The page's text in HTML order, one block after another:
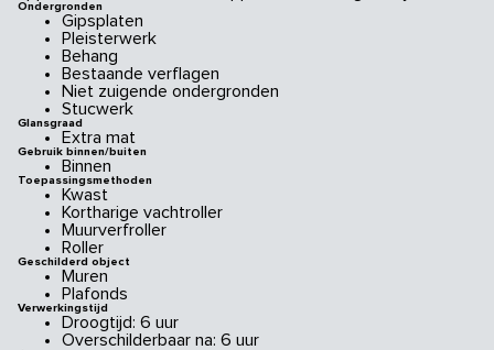
Ondergronden
Gipsplaten
Pleisterwerk
Behang
Bestaande verflagen
Niet zuigende ondergronden
Stucwerk
Glansgraad
Extra mat
Gebruik binnen/buiten
Binnen
Toepassingsmethoden
Kwast
Kortharige vachtroller
Muurverfroller
Roller
Geschilderd object
Muren
Plafonds
Verwerkingstijd
Droogtijd: 6 uur
Overschilderbaar na: 6 uur